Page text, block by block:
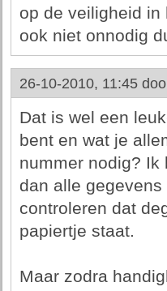
op de veiligheid in
ook niet onnodig
26-10-2010, 11:45
Dat is wel een
bent en wat je
nummer nodig? Ik
dan alle
controleren dat
papiertje staat.
Maar zodra